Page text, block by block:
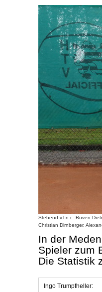
Stehend v.l.n.r.: Ruven
Christian Dirnberger,
In der
Spieler zum
Die Statistik
Ingo Trumpfheller: